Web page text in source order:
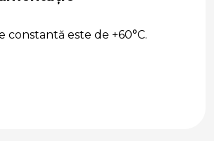
este de +60°C.